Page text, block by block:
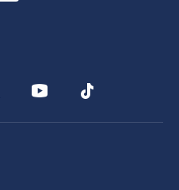
 